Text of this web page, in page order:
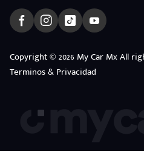
Copyright © 2026 My Car Mx All
Terminos & Privacidad